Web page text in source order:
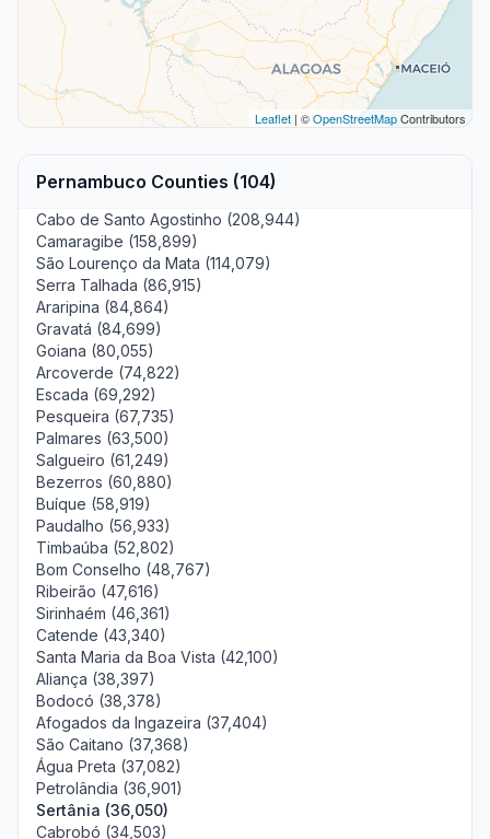
Leaflet| ©OpenStreetMapContributors
Pernambuco Counties (104)
Cabo de Santo Agostinho (208,944)
Camaragibe (158,899)
São Lourenço da Mata (114,079)
Serra Talhada (86,915)
Araripina (84,864)
Gravatá (84,699)
Goiana (80,055)
Arcoverde (74,822)
Escada (69,292)
Pesqueira (67,735)
Palmares (63,500)
Salgueiro (61,249)
Bezerros (60,880)
Buíque (58,919)
Paudalho (56,933)
Timbaúba (52,802)
Bom Conselho (48,767)
Ribeirão (47,616)
Sirinhaém (46,361)
Catende (43,340)
Santa Maria da Boa Vista (42,100)
Aliança (38,397)
Bodocó (38,378)
Afogados da Ingazeira (37,404)
São Caitano (37,368)
Água Preta (37,082)
Petrolândia (36,901)
Sertânia (36,050)
Cabrobó (34,503)